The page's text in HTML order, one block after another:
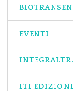
EVENTI
ITI EDIZIONI